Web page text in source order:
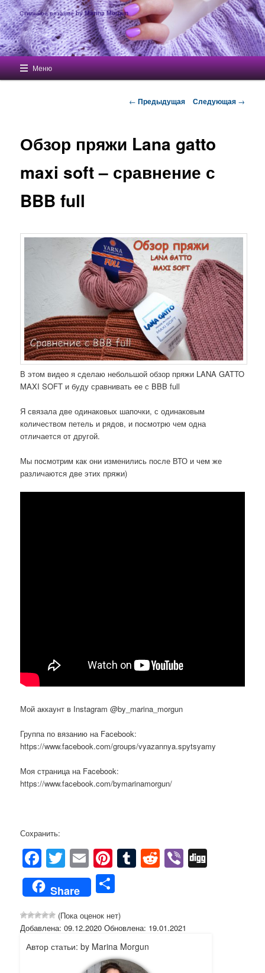
Стильное вязание by Marina Morgun
Главное меню
Перейти к основному содержимому
Меню
Навигация по записям
← Предыдущая Следующая →
Обзор пряжи Lana gatto
maxi soft – сравнение с
BBB full
В этом видео я сделаю небольшой обзор пряжи LANA GATTO
MAXI SOFT и буду сравнивать ее с BBB full
Я связала две одинаковых шапочки, с одинаковым
количеством петель и рядов, и посмотрю чем одна
отличается от другой.
Мы посмотрим как они изменились после ВТО и чем же
различаются две этих пряжи)
Мой аккаунт в Instagram @by_marina_morgun
Группа по вязанию на Facebook:
https://www.facebook.com/groups/vyazannya.spytsyamy
Моя страница на Facebook:
https://www.facebook.com/bymarinamorgun/
Сохранить:
FacebookTwitter Email PinterestTumblr Reddit Viber
Share
(Пока оценок нет)
Добавлена: 09.12.2020 Обновлена: 19.01.2021
Автор статьи: by Marina Morgun